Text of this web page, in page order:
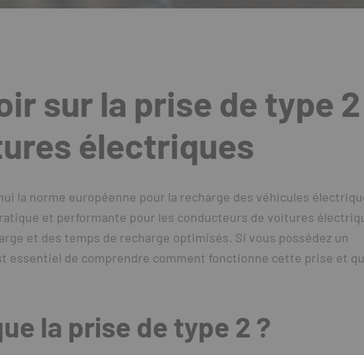
sur la prise de type 2
électriques
la norme européenne pour la recharge des véhicules
et performante pour les conducteurs de voitures
et des temps de recharge optimisés. Si vous possédez un
essentiel de comprendre comment fonctionne cette prise et
la prise de type 2 ?